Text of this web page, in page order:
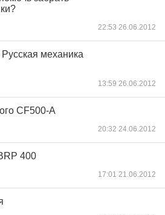
22:53 26.06.2012
механика
13:59 26.06.2012
CF500-А
20:32 24.06.2012
400
17:01 21.06.2012